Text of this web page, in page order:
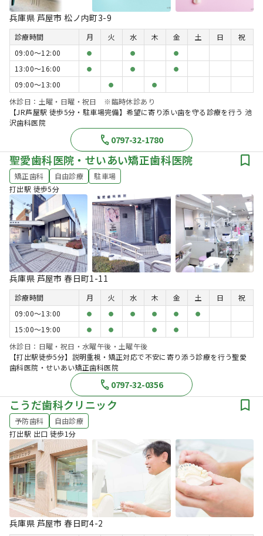
兵庫県 芦屋市 松ノ内町3-9
診療時間 月 火 水 木 金 土 日
祝
09:00〜12:00
● ● ●
13:00〜16:00 ● ● ●
09:00〜13:00 ● ●
休診日：土曜・日曜・祝日 ※臨時休診あり
【JR芦屋駅 徒歩5分・駐車場完備】希望に寄り添い歯を守る診療を行う 池
沢歯科医院
0797-32-1780
聖愛歯科医院・せいあい矯正歯科医院
矯正歯科 自由診療
駐車場
打出駅 徒歩5分
兵庫県 芦屋市 春日町1-11
診療時間 月 火 水 木 金 土 日
祝
09:00〜13:00
● ● ● ● ● ●
15:00〜19:00 ● ● ● ●
休診日：日曜・祝日・水曜午後・土曜午後
【打出駅徒歩5分】説明重視・矯正対応で不安に寄り添う診療を行う聖愛
歯科医院・せいあい矯正歯科医院
0797-32-0356
こうだ歯科クリニック
予防歯科
自由診療
打出駅 出口 徒歩1分
兵庫県 芦屋市 春日町4-2